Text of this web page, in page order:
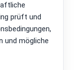
prüft und
und mögliche